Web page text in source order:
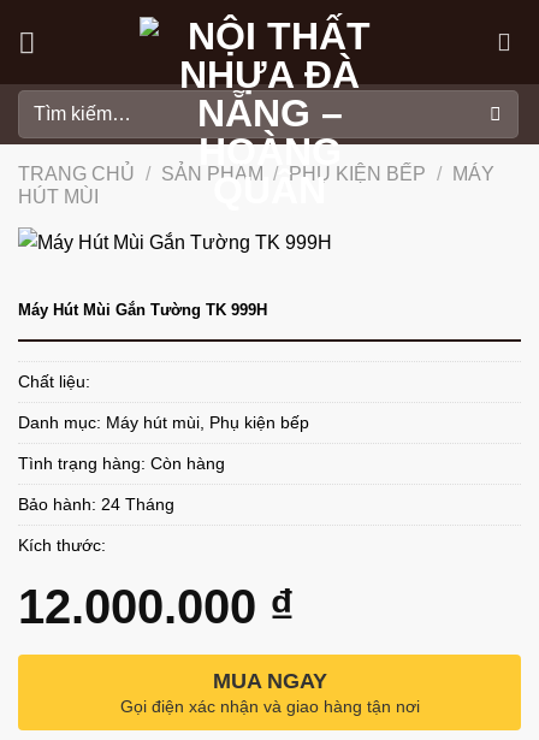
kiếm:
TRANG CHỦ / SẢN PHẨM / PHỤ KIỆN BẾP /
MÁY
HÚT MÙI
Máy Hút Mùi Gắn Tường TK 999H
Chất liệu:
Danh mục: Máy hút mùi Phụ kiện bếp
Tình trạng hàng: Còn hàng
Bảo hành: 24 Tháng
Kích thước:
12.000.000 ₫
MUA NGAY
Gọi điện xác nhận và giao hàng tận nơi